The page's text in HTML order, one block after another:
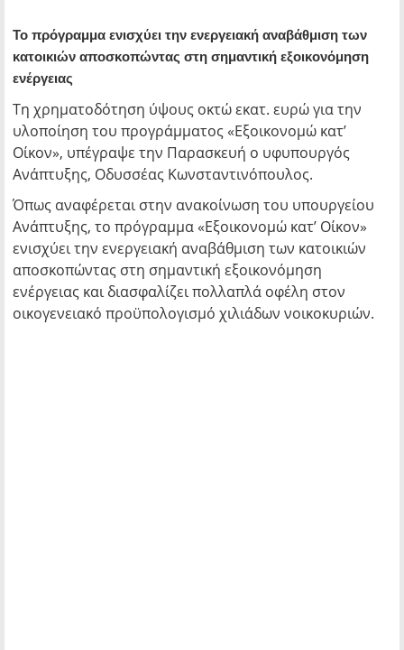
Το πρόγραμμα ενισχύει την ενεργειακή αναβάθμιση των
κατοικιών αποσκοπώντας στη σημαντική εξοικονόμηση
ενέργειας
Τη χρηματοδότηση ύψους οκτώ εκατ. ευρώ για την
υλοποίηση του προγράμματος «Εξοικονομώ κατ’
Οίκον», υπέγραψε την Παρασκευή ο υφυπουργός
Ανάπτυξης, Οδυσσέας Κωνσταντινόπουλος.
Όπως αναφέρεται στην ανακοίνωση του υπουργείου
Ανάπτυξης, το πρόγραμμα «Εξοικονομώ κατ’ Οίκον»
ενισχύει την ενεργειακή αναβάθμιση των κατοικιών
αποσκοπώντας στη σημαντική εξοικονόμηση
ενέργειας και διασφαλίζει πολλαπλά οφέλη στον
οικογενειακό προϋπολογισμό χιλιάδων νοικοκυριών.